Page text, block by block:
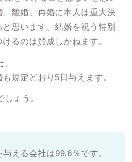
、離婚、再婚に本人は重大決
思います。結婚を祝う特別
るのは賛成しかねます。
も規定どおり5日与えます。
ょう。
える会社は99.6％です。